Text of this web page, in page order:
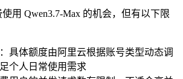
使用 Qwen3.7-Max 的机会，但有以下限
：具体额度由阿里云根据账号类型动态调
个人日常使用需求